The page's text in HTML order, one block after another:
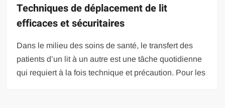
Techniques de déplacement de lit
efficaces et sécuritaires
Dans le milieu des soins de santé, le transfert des
patients d’un lit à un autre est une tâche quotidienne
qui requiert à la fois technique et précaution. Pour les